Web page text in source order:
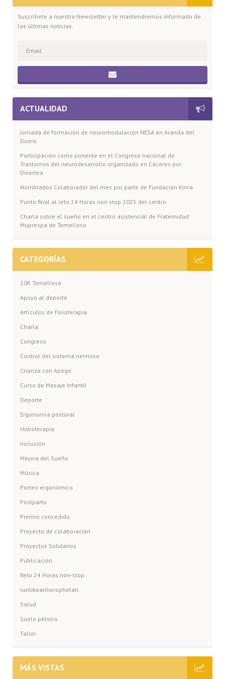
Suscríbete a nuestra Newsletter y te mantendremos informado de
las últimas noticias.
ACTUALIDAD
Jornada de formación de neuromodulación NESA en Aranda del
Duero
Participación como ponente en el Congreso nacional de
Trastornos del neurodesarrollo organizado en Cáceres por
Divertea
Nombrados Colaborador del mes por parte de Fundación Kirira
Punto final al reto 24 Horas non stop 2025 del centro
Charla sobre el sueño en el centro asistencial de Fraternidad
Muprespa de Tomelloso
CATEGORÍAS
10K Tomelloso
Apoyo al deporte
Artículos de Fisioterapia
Charla
Congreso
Control del sistema nervioso
Crianza con Apego
Curso de Masaje Infantil
Deporte
Ergonomía postural
Hidroterapia
Inclusión
Mejora del Sueño
Música
Porteo ergonómico
Postparto
Premio concedido
Proyecto de colaboración
Proyectos Solidarios
Publicación
Reto 24 Horas non-stop
runlikeanherophelan
Salud
Suelo pélvico
Taller
MÁS VISTAS